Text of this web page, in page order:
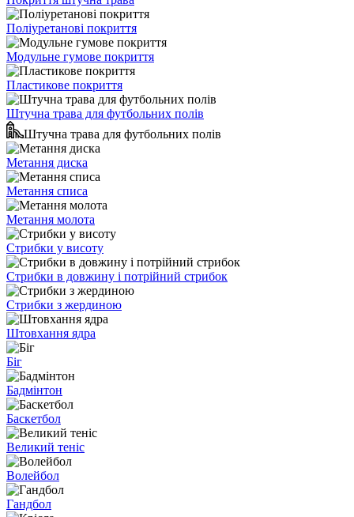
Поліуретанові покриття
Модульне гумове покриття
Пластикове покриття
Штучна трава для футбольних полів
Штучна трава для футбольних полів
Метання диска
Метання списа
Метання молота
Стрибки у висоту
Стрибки в довжину і потрійний стрибок
Стрибки з жердиною
Штовхання ядра
Біг
Бадмінтон
Баскетбол
Великий теніс
Волейбол
Гандбол